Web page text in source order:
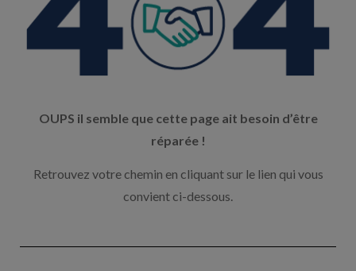
OUPS il semble que cette page ait besoin d’être
réparée !
Retrouvez votre chemin en cliquant sur le lien qui vous
convient ci-dessous.